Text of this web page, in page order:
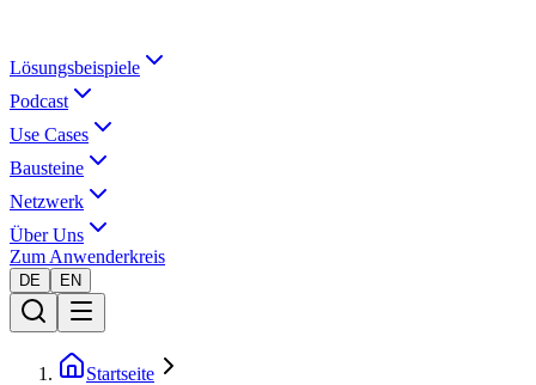
Lösungsbeispiele
Podcast
Use Cases
Bausteine
Netzwerk
Über Uns
Zum Anwenderkreis
DE EN
Startseite